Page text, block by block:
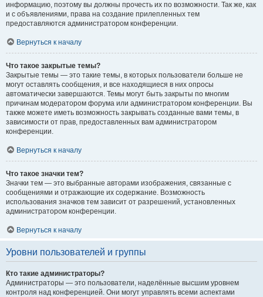
информацию, поэтому вы должны прочесть их по возможности. Так же, как
и с объявлениями, права на создание прилепленных тем
предоставляются администратором конференции.
Вернуться к началу
Что такое закрытые темы?
Закрытые темы — это такие темы, в которых пользователи больше не
могут оставлять сообщения, и все находящиеся в них опросы
автоматически завершаются. Темы могут быть закрыты по многим
причинам модератором форума или администратором конференции. Вы
также можете иметь возможность закрывать созданные вами темы, в
зависимости от прав, предоставленных вам администратором
конференции.
Вернуться к началу
Что такое значки тем?
Значки тем — это выбранные авторами изображения, связанные с
сообщениями и отражающие их содержание. Возможность
использования значков тем зависит от разрешений, установленных
администратором конференции.
Вернуться к началу
Уровни пользователей и группы
Кто такие администраторы?
Администраторы — это пользователи, наделённые высшим уровнем
контроля над конференцией. Они могут управлять всеми аспектами